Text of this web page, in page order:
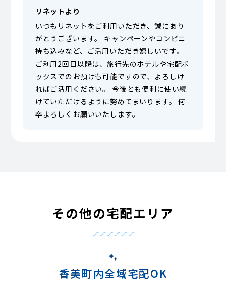
リネットより
いつもリネットをご利用いただき、誠にあり
がとうございます。 キャンペーンやコンビニ
持ち込みなど、ご活用いただき嬉しいです。
ご利用2回目以降は、旅行先のホテルや宅配ボ
ックスでのお預けも可能ですので、よろしけ
ればご活用ください。 今後とも便利に使い続
けていただけるように努めてまいります。 何
卒よろしくお願いいたします。
その他の宅配エリア
香美町内全域宅配OK